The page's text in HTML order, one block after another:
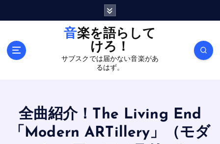
音楽を語らして
けろ！
サブスクでは届かない音楽があ
るはず。
全曲紹介！The Living End
「Modern ARTillery」（モダ